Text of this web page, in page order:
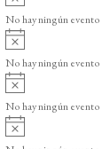
o
v
i
o
No hay ningún evento
v
i
o
No hay ningún evento
v
i
No hay ningún evento
v